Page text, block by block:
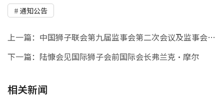
通知公告
上一篇： 中国狮子联会第九届监事会第二次会议及监事会2025-2026年度履职培训在大连召开
下一篇： 陆慷会见国际狮子会前国际会长弗兰克·摩尔
相关新闻